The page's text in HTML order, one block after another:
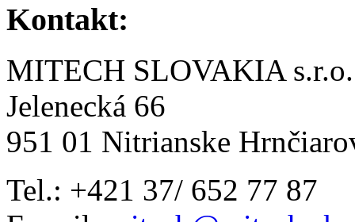
Kontakt:
MITECH SLOVAKIA s.r.o.
Jelenecká 66
951 01 Nitrianske
Tel.: +421 37/ 652 77 87